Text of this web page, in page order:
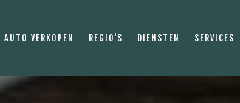
AUTO VERKOPEN REGIO'S DIENSTEN SERVICES